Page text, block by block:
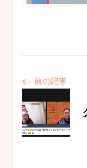
投
稿
ナ
前の記事